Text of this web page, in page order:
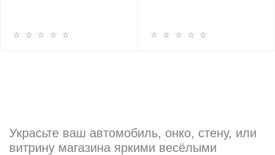
Украсьте ваш автомобиль, онко, стену, или
витрину магазина яркими весёлыми